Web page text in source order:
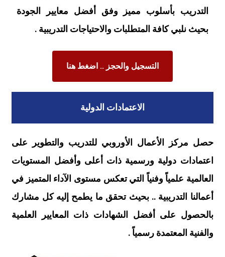
التدريب بأسلوب مميز وفق أفضل معايير الجودة
بحيث نلبي كافة المتطلبات والاحتياجات التدريبية .
التسجيل والحجز .. اضغط هنا
الاعتمادات الدولية
حصل مركز الأعمال الأوروبي للتدريب والتطوير على
اعتمادات دولية ورسمية ذات أعلى وأفضل المستويات
العالمية علمياً وفنياً التي تعكس مستوى الآداء المتميز في
أعمالنا التدريبية .. بحيث تحقق ما يطمح إليه كل مشارك
بالحصول على أفضل الشهادات ذات المعايير العلمية
والفنية المعتمدة رسمياً .